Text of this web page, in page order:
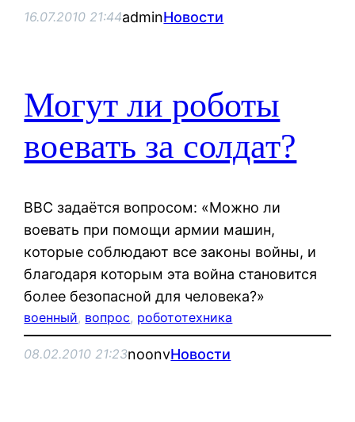
16.07.2010 21:44adminНовости
Могут ли роботы
воевать за солдат?
BBC задаётся вопросом: «Можно ли
воевать при помощи армии машин,
которые соблюдают все законы войны, и
благодаря которым эта война становится
более безопасной для человека?»
военный, вопрос, робототехника
08.02.2010 21:23noonvНовости